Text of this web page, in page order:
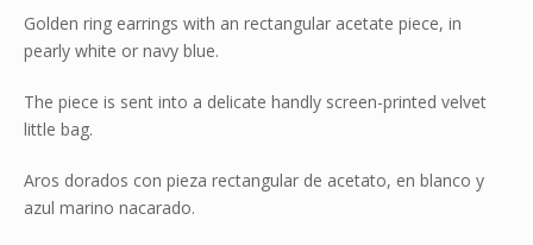
Golden ring earrings with an rectangular acetate piece, in
pearly white or navy blue.
The piece is sent into a delicate handly screen-printed velvet
little bag.
Aros dorados con pieza rectangular de acetato, en blanco y
azul marino nacarado.